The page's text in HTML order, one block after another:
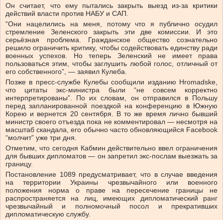
Он считает, что ему пытались закрыть выезд из-за критики
действий власти против НАБУ и САП.
“Они нацелились на меня, потому что я публично осудил
стремление Зеленского закрыть эти две комиссии. И это
серьёзная проблема. Гражданское общество сознательно
решило ограничить критику, чтобы содействовать единству ради
военных успехов. Но теперь Зеленский не имеет права
пользоваться этим, чтобы заглушить любой голос, отличный от
его собственного”, — заявил Кулеба.
Позже в пресс-службе Кулебы сообщили изданию Hromadske,
что цитаты экс-министра были “не совсем корректно
интерпретированы”. По их словам, он отправился в Польшу
перед запланированной поездкой на конференцию в Южную
Корею и вернется 20 сентября. В то же время лично бывший
министр своего отъезда пока не комментировал — несмотря на
масштаб скандала, его обычно часто обновляющийся Facebook
“молчит” уже три дня.
Отметим, что сегодня Кабмин действительно ввел ограничения
для бывших дипломатов — он запретил экс-послам выезжать за
границу.
Постановление 1089 предусматривает, что в случае введения
на территории Украины чрезвычайного или военного
положения норма о праве на пересечение границы не
распространяется на лиц, имеющих дипломатический ранг
чрезвычайный и полномочный посол и прекративших
дипломатическую службу.